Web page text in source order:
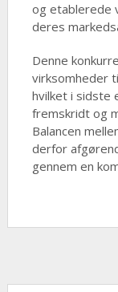
og etablerede
deres
Denne
virksomheder
hvilket i sidste
fremskridt og
Balancen
derfor
gennem en